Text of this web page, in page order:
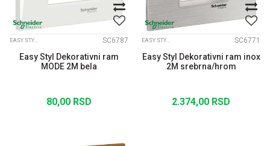
EASY STYL DEKORATIVNI RAMOVI MODE SC6787
Easy Styl Dekorativni ram
MODE 2M bela
80,00 RSD
EASY STYL DEKORATIVNI RAMOVI INOX SC6771
Easy Styl Dekorativni ram inox
2M srebrna/hrom
2.374,00 RSD